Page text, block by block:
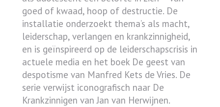
goed of kwaad, hoop of destructie. De
installatie onderzoekt thema’s als macht,
leiderschap, verlangen en krankzinnigheid,
en is geïnspireerd op de leiderschapscrisis in
actuele media en het boek De geest van
despotisme van Manfred Kets de Vries. De
serie verwijst iconografisch naar De
Krankzinnigen van Jan van Herwijnen.